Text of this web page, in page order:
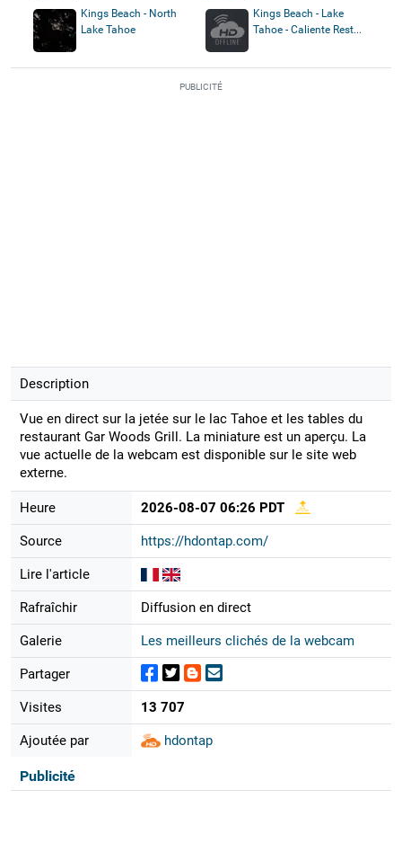
Kings Beach - North
Lake Tahoe
Kings Beach - Lake
Tahoe - Caliente Rest...
PUBLICITÉ
Description
Vue en direct sur la jetée sur le lac Tahoe et les tables du
restaurant Gar Woods Grill. La miniature est un aperçu. La
vue actuelle de la webcam est disponible sur le site web
externe.
Heure 2026-08-07 06:26 PDT
Source https://hdontap.com/
Lire l'article
Rafraîchir Diffusion en direct
Galerie Les meilleurs clichés de la webcam
Partager
Visites 13 707
Ajoutée par hdontap
Publicité